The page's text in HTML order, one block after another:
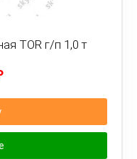
TOR г/п 1,0 т